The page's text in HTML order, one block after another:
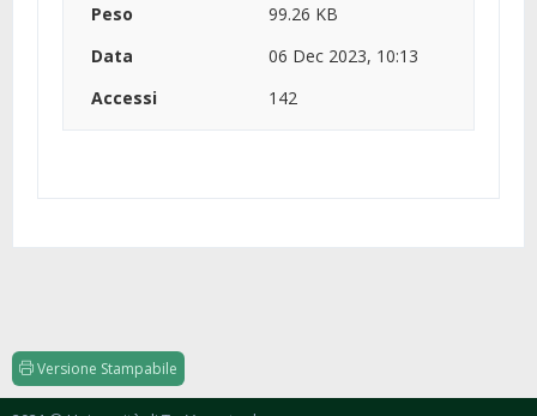
99.26 KB
06 Dec 2023, 10:13
142
Versione Stampabile